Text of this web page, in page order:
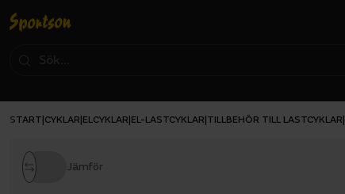
START CYKLAR ELCYKLAR EL-LASTCYKLAR TILLBEHÖR TILL LASTCYKLAR
Jämför